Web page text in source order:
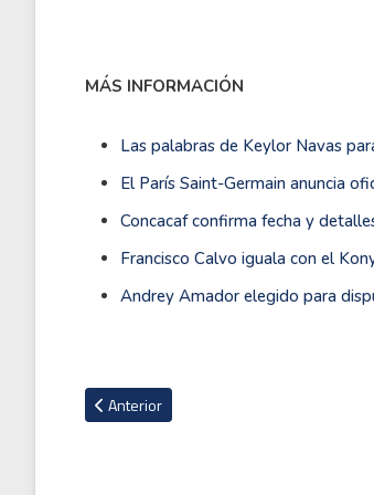
MÁS INFORMACIÓN
Las palabras de Keylor Navas
El París Saint-Germain anuncia
Concacaf confirma fecha y
Francisco Calvo iguala con el
Andrey Amador elegido para
Artículo anterior: PSG pierde de local en
Anterior